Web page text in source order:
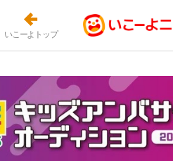
いこーよトップ